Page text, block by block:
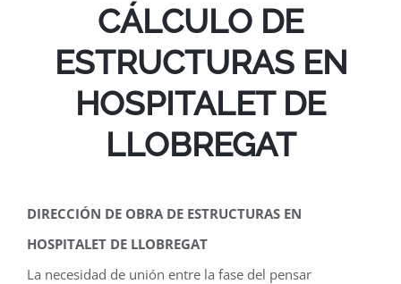
CÁLCULO DE
ESTRUCTURAS EN
HOSPITALET DE
LLOBREGAT
DIRECCIÓN DE OBRA DE ESTRUCTURAS EN
HOSPITALET DE LLOBREGAT
La necesidad de unión entre la fase del pensar